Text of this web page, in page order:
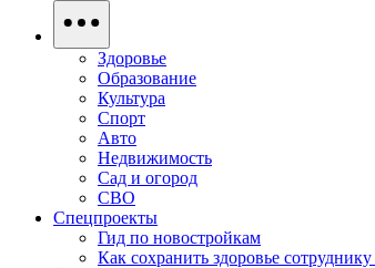
Здоровье
Образование
Культура
Спорт
Авто
Недвижимость
Сад и огород
СВО
Спецпроекты
Гид по новостройкам
Как сохранить здоровье